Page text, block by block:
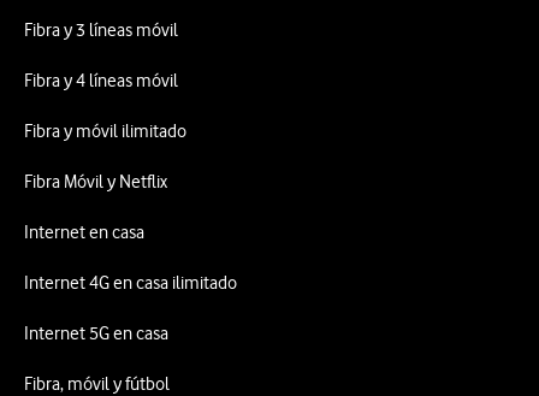
Fibra y 3 líneas móvil
Fibra y 4 líneas móvil
Fibra y móvil ilimitado
Fibra Móvil y Netflix
Internet en casa
Internet 4G en casa ilimitado
Internet 5G en casa
Fibra, móvil y fútbol